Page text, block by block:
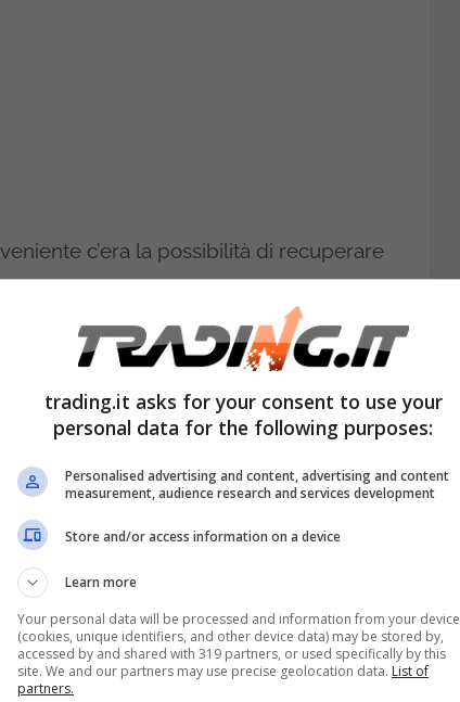
c’era la possibilità di recuperare
dei redditi. Ma ora tutto questo
modifica legislativa sta facendo il suo
potrebbe cancellare uno dei pilastri
perché la detrazione
potrebbe
n. 84/2025 che, se dovesse
detraibili le cure dentistiche effettuate
e dello Spazio Economico Europeo.
trading.it asks for your consent to use your
personal data for the following purposes:
Personalised advertising and content, advertising and content
measurement, audience research and services development
Store and/or access information on a device
Learn more
Your personal data will be processed and information from your device
(cookies, unique identifiers, and other device data) may be stored by,
accessed by and shared with 319 partners, or used specifically by this
site. We and our partners may use precise geolocation data. List of
partners.